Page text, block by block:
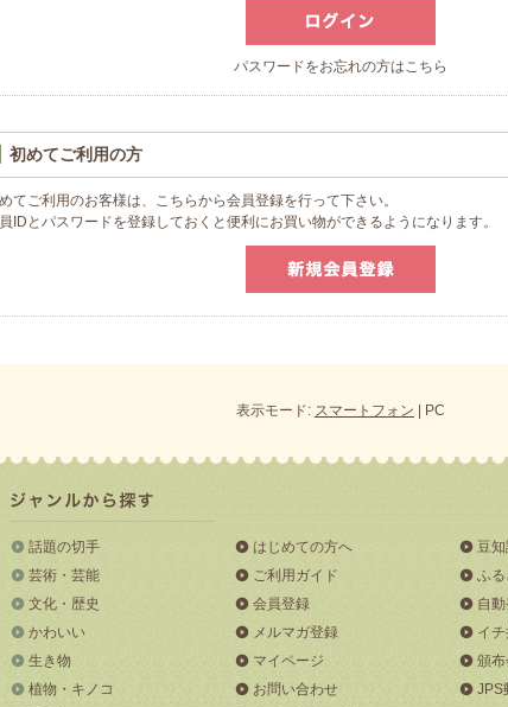
パスワードをお忘れの方はこちら
初めてご利用の方
てご利用のお客様は、こちらから会員登録を行って下さい。
IDとパスワードを登録しておくと便利にお買い物ができるようになります。
表示モード: スマートフォン | PC
話題の切手
芸術・芸能
文化・歴史
かわいい
生き物
植物・キノコ
はじめての方へ
ご利用ガイド
会員登録
メルマガ登録
マイページ
お問い合わせ
豆知
ふ
自
イ
頒
JPS